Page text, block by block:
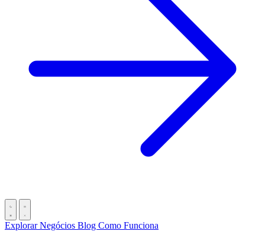
Explorar Negócios Blog Como Funciona